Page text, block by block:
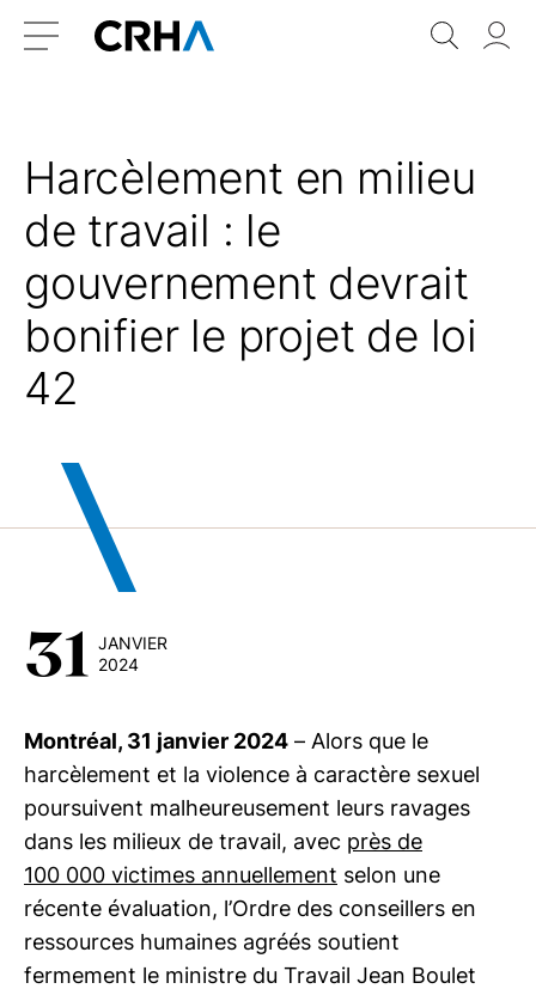
Retour
Harcèlement en milieu
de travail : le
gouvernement devrait
bonifier le projet de loi
42
31
JANVIER
2024
Montréal, 31 janvier 2024 – Alors que le
harcèlement et la violence à caractère sexuel
poursuivent malheureusement leurs ravages
dans les milieux de travail, avec près de
100 000 victimes annuellement selon une
récente évaluation, l’Ordre des conseillers en
ressources humaines agréés soutient
fermement le ministre du Travail Jean Boulet